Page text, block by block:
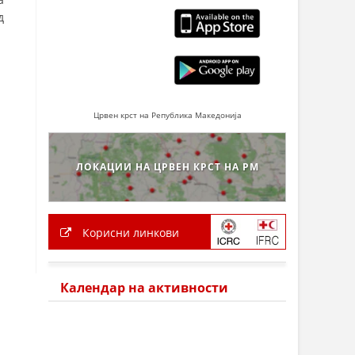
Црвен крст на Република Македонија
ЛОКАЦИИ НА ЦРВЕН КРСТ НА РМ
Корисни линкови
Календар на активности